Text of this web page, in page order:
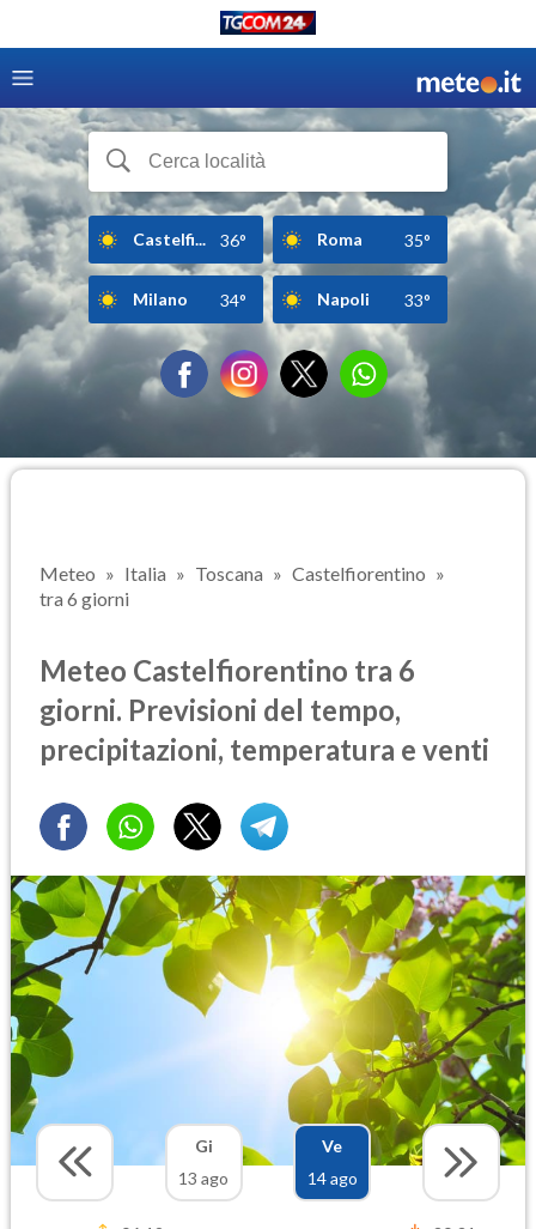
Castelfi... 36° Roma 35°
Milano 34° Napoli 33°
Meteo Italia Toscana
Castelfiorentino
tra 6 giorni
Meteo Castelfiorentino tra 6
giorni. Previsioni del tempo,
precipitazioni, temperatura e venti
Gi
13 ago
Ve
14 ago